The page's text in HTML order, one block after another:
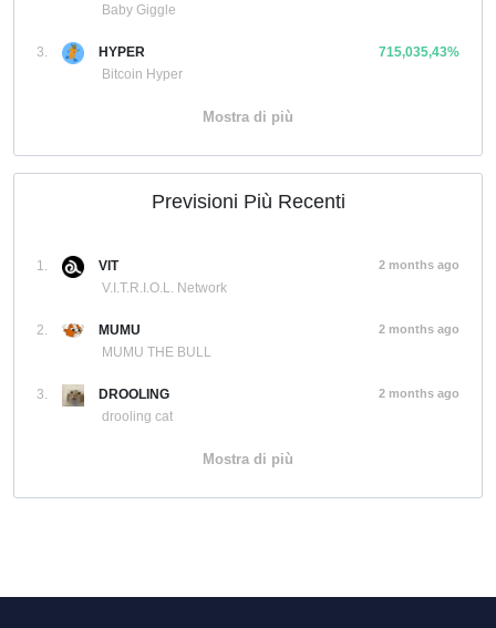
Baby Giggle
3.
HYPER
Bitcoin Hyper
715,035,43%
Mostra di più
Previsioni Più Recenti
1.
VIT
V.I.T.R.I.O.L. Network
2 months ago
2.
MUMU
MUMU THE BULL
2 months ago
3.
DROOLING
drooling cat
2 months ago
Mostra di più